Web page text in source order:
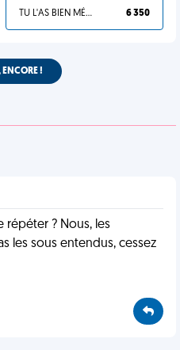
TU L'AS BIEN MÉRITÉ 6 350
ENCORE !
répéter ? Nous, les
les sous entendus, cessez